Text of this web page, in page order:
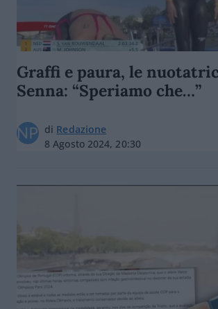
Graffi e paura, le
Senna: “Speriamo che…”
di Redazione
8 Agosto 2024, 20:30